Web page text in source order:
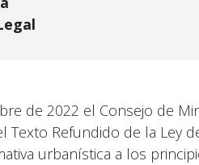
de 2022 el Consejo de
Texto Refundido de la Ley
urbanística a los